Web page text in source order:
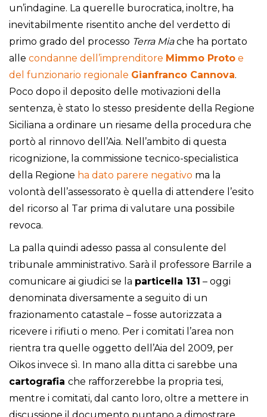
un’indagine. La querelle burocratica, inoltre, ha
inevitabilmente risentito anche del verdetto di
primo grado del processo Terra Miache ha portato
alle condanne dell’imprenditore Mimmo Proto e
del funzionario regionale Gianfranco Cannova.
Poco dopo il deposito delle motivazioni della
sentenza, è stato lo stesso presidente della Regione
Siciliana a ordinare un riesame della procedura che
portò al rinnovo dell’Aia. Nell’ambito di questa
ricognizione, la commissione tecnico-specialistica
della Regione ha dato parere negativo ma la
volontà dell’assessorato è quella di attendere l’esito
del ricorso al Tar prima di valutare una possibile
revoca.
La palla quindi adesso passa al consulente del
tribunale amministrativo. Sarà il professore Barrile a
comunicare ai giudici se la particella 131 – oggi
denominata diversamente a seguito di un
frazionamento catastale – fosse autorizzata a
ricevere i rifiuti o meno. Per i comitati l’area non
rientra tra quelle oggetto dell’Aia del 2009, per
Oikos invece sì. In mano alla ditta ci sarebbe una
cartografia che rafforzerebbe la propria tesi,
mentre i comitati, dal canto loro, oltre a mettere in